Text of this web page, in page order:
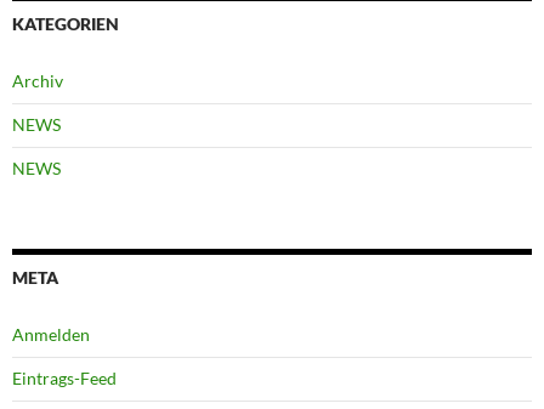
KATEGORIEN
Archiv
NEWS
NEWS
META
Anmelden
Eintrags-Feed